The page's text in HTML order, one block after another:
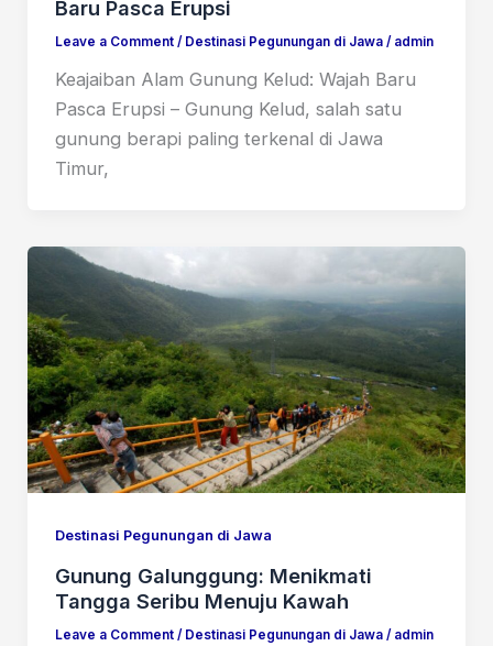
Baru Pasca Erupsi
Leave a Comment / Destinasi Pegunungan di Jawa/ admin
Keajaiban Alam Gunung Kelud: Wajah Baru
Pasca Erupsi – Gunung Kelud, salah satu
gunung berapi paling terkenal di Jawa
Timur,
Destinasi Pegunungan di Jawa
Gunung Galunggung: Menikmati
Tangga Seribu Menuju Kawah
Leave a Comment / Destinasi Pegunungan di Jawa/ admin